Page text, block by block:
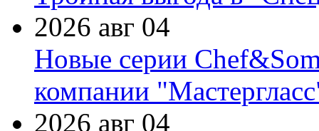
2026 авг 04
Новые серии
компании
2026 авг 04